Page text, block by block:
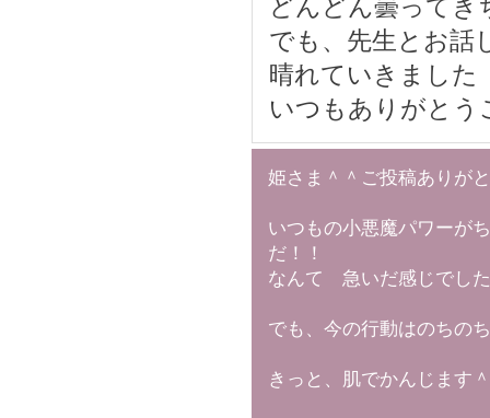
どんどん曇ってき
でも、先生とお話
晴れていきました
いつもありがとう
姫さま＾＾ご投稿ありが
いつもの小悪魔パワーが
だ！！
なんて 急いだ感じでし
でも、今の行動はのちの
きっと、肌でかんじます